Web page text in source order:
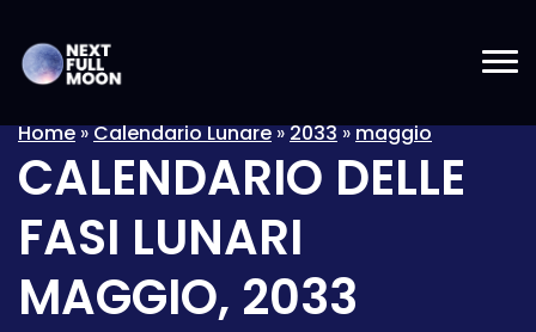
Home»Calendario Lunare»2033»maggio
CALENDARIO DELLE
FASI LUNARI
MAGGIO, 2033